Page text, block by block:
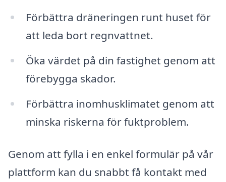
Förbättra dräneringen runt huset för
att leda bort regnvattnet.
Öka värdet på din fastighet genom att
förebygga skador.
Förbättra inomhusklimatet genom att
minska riskerna för fuktproblem.
Genom att fylla i en enkel formulär på vår
plattform kan du snabbt få kontakt med